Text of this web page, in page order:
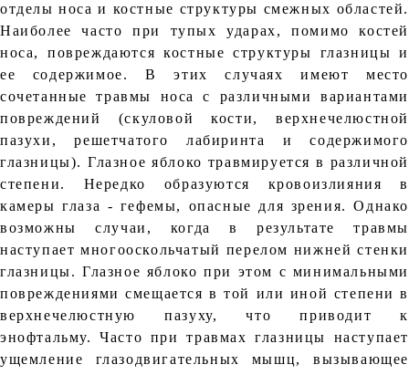
отделы носа и костные структуры смежных областей.
Наиболее часто при тупых ударах, помимо костей
носа, повреждаются костные структуры глазницы и
ее содержимое. В этих случаях имеют место
сочетанные травмы носа с различными вариантами
повреждений (скуловой кости, верхнечелюстной
пазухи, решетчатого лабиринта и содержимого
глазницы). Глазное яблоко травмируется в различной
степени. Нередко образуются кровоизлияния в
камеры глаза - гефемы, опасные для зрения. Однако
возможны случаи, когда в результате травмы
наступает многооскольчатый перелом нижней стенки
глазницы. Глазное яблоко при этом с минимальными
повреждениями смещается в той или иной степени в
верхнечелюстную пазуху, что приводит к
энофтальму. Часто при травмах глазницы наступает
ущемление глазодвигательных мышц, вызывающее